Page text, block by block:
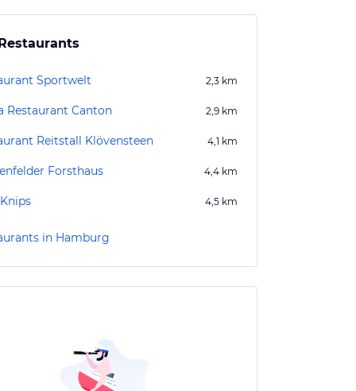
Sportwelt 2,3 km
Restaurant Canton 2,9 km
Reitstall Klövensteen 4,1 km
Forsthaus 4,4 km
4,5 km
in Hamburg